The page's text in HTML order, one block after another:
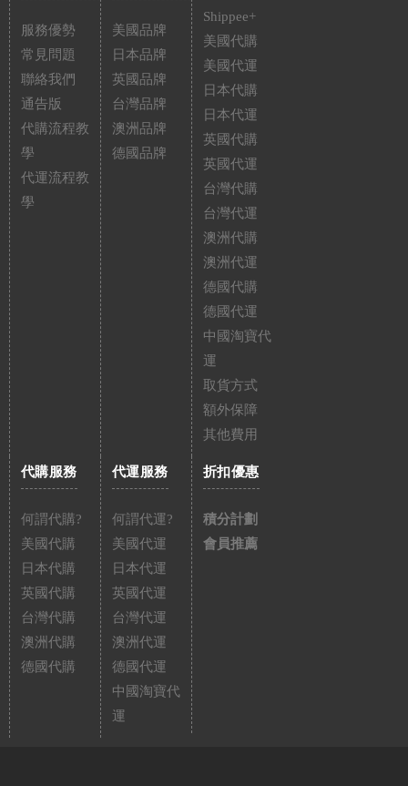
服務優勢
常見問題
聯絡我們
通告版
代購流程教
學
代運流程教
學
美國品牌
日本品牌
英國品牌
台灣品牌
澳洲品牌
德國品牌
Shippee+
美國代購
美國代運
日本代購
日本代運
英國代購
英國代運
台灣代購
台灣代運
澳洲代購
澳洲代運
德國代購
德國代運
中國淘寶代
運
取貨方式
額外保障
其他費用
代購服務
何謂代購?
美國代購
日本代購
英國代購
台灣代購
澳洲代購
德國代購
代運服務
何謂代運?
美國代運
日本代運
英國代運
台灣代運
澳洲代運
德國代運
中國淘寶代
運
折扣優惠
積分計劃
會員推薦